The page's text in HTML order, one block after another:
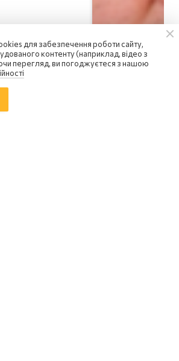
для забезпечення роботи сайту,
контенту (наприклад, відео з
перегляд, ви погоджуєтеся з нашою